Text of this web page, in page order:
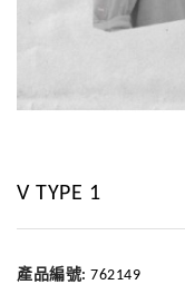
V TYPE 1
產品編號: 762149